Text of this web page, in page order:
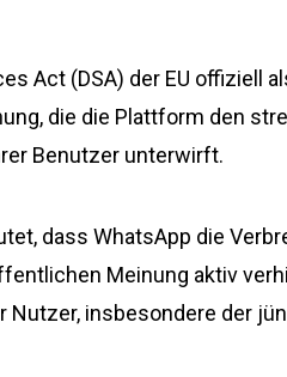
Act (DSA) der EU offiziell
die die Plattform den
Benutzer unterwirft.
dass WhatsApp die
Meinung aktiv
insbesondere der